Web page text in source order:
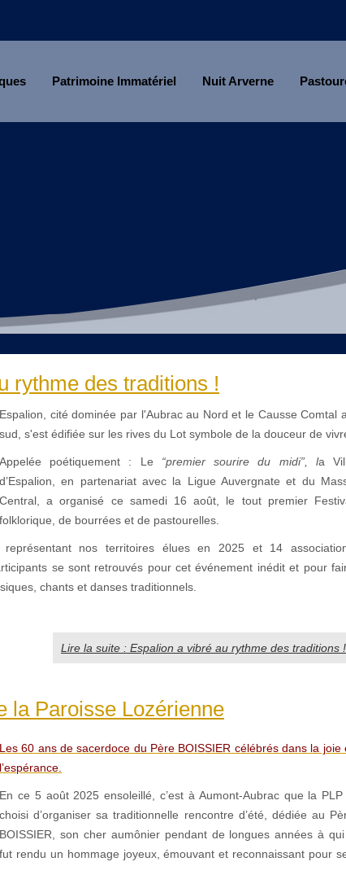
Patrimoine Immatériel Nuit Arverne
rythme des traditions !
Espalion, cité dominée par l'Aubrac au Nord et le Causse Comtal
sud, s'est édifiée sur les rives du Lot symbole de la douceur de
Appelée poétiquement : Le “premier sourire du midi”, la
d’Espalion, en partenariat avec la Ligue Auvergnate et du
Central, a organisé ce samedi 16 août, le tout premier
folklorique, de bourrées et de pastourelles.
représentant nos territoires élues en 2025 et 14
se sont retrouvés pour cet événement inédit et pour
chants et danses traditionnels.
Lire la suite : Espalion a vibré au rythme des traditions !
la Paroisse Lozérienne
Les 60 ans de sacerdoce du Père BOISSIER célébrés dans la joie
l’espérance.
En ce 5 août 2025 ensoleillé, c’est à Aumont-Aubrac que la PLP
choisi d’organiser sa traditionnelle rencontre d’été, dédiée au
BOISSIER, son cher aumônier pendant de longues années à
fut rendu un hommage joyeux, émouvant et reconnaissant pour